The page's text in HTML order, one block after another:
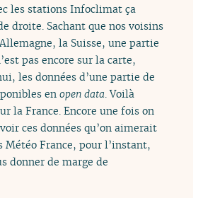
les stations Infoclimat ça
droite. Sachant que nos voisins
la Suisse, une partie
pas encore sur la carte,
les données d’une partie de
enopen data. Voilà
la France. Encore une fois on
ces données qu’on aimerait
France, pour l’instant,
donner de marge de